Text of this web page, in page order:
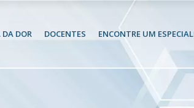
DA DOR DOCENTES ENCONTRE UM